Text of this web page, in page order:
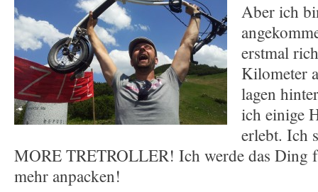
Aber ich
erstmal
Kilometer
lagen
ich einige
erlebt. Ich
MORE TRETROLLER! Ich werde das Ding
mehr anpacken!